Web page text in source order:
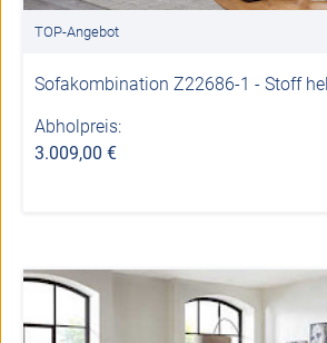
TOP-Angebot
Sofakombination Z22686-1 - Stoff
Abholpreis:
3.009,00 €